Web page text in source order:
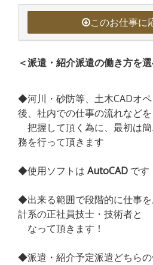
このお仕事に
＜派遣・紹介派遣の働き方を
◆河川・砂防等、土木CADオ
後、社内での仕事の流れなどを
把握して頂く為に、最初は
務を行って頂きます
◆使用ソフトは AutoCAD です
◆出来る範囲で段階的に仕事
計系の正社員技士・技術者と
なって頂きます！
◆派遣・紹介予定派遣どちらの